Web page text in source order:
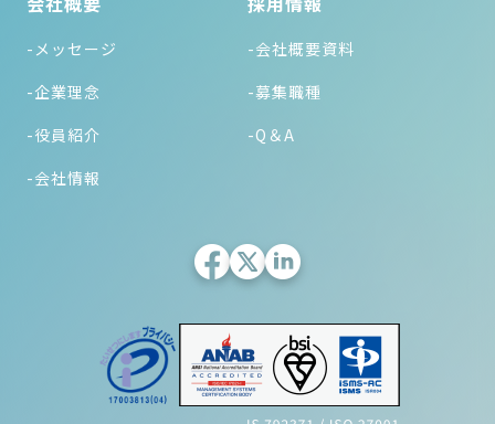
-メッセージ
-企業理念
-役員紹介
-会社情報
-会社概要資料
-募集職種
-Q＆A